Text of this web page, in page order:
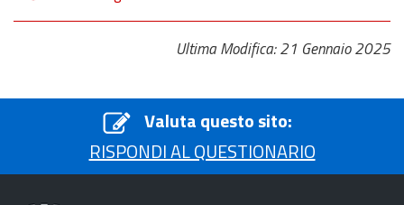
Ultima Modifica: 21 Gennaio 2025
Valuta questo sito:
RISPONDI AL QUESTIONARIO